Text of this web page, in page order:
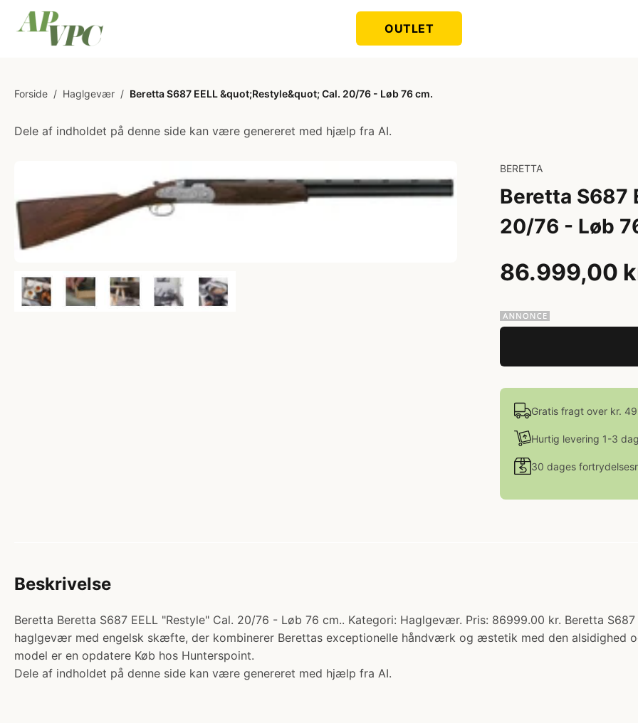
OUTLET
Forside / Haglgevær / Beretta S687 EELL &quot;Restyle&quot; Cal. 20/76 - Løb 76 cm.
Dele af indholdet på denne side kan være genereret med hjælp fra AI.
BERETTA
Beretta S687
20/76 - Løb
86.999,00
Gratis fragt over kr.
Hurtig levering 1-3
30 dages
Beskrivelse
Beretta Beretta S687 EELL "Restyle" Cal. 20/76 - Løb 76 cm.. Kategori: Haglgevær. Pris: 86999.00 kr. Beretta
haglgevær med engelsk skæfte, der kombinerer Berettas exceptionelle håndværk og æstetik med den alsidighed
model er en opdatere Køb hos Hunterspoint.
Dele af indholdet på denne side kan være genereret med hjælp fra AI.